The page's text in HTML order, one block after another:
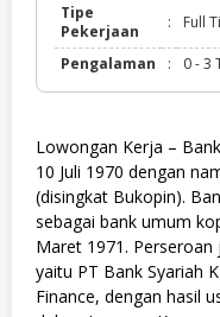
Tipe
Pekerjaan
: Full
Pengalaman : 0 - 3
Lowongan Kerja –
10 Juli 1970 dengan
(disingkat Bukopin).
sebagai bank umum
Maret 1971.
yaitu PT Bank Syariah
Finance, dengan hasil